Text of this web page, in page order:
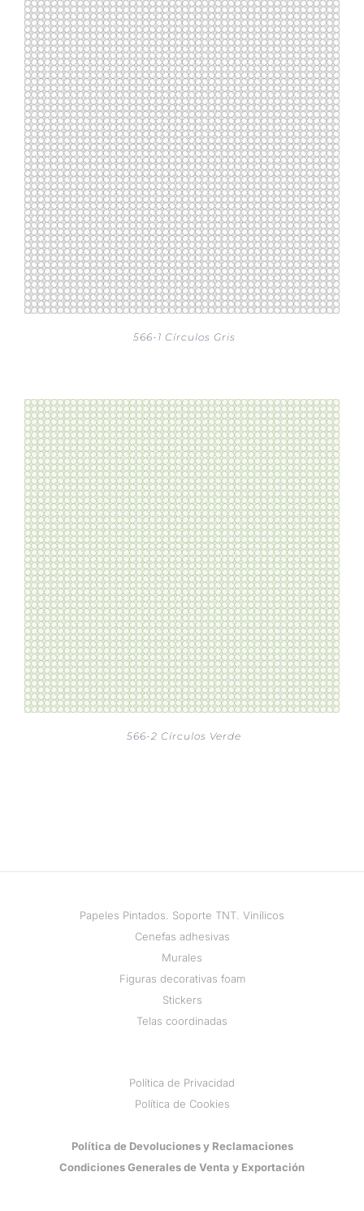
566-1 Círculos Gris
566-2 Círculos Verde
Papeles Pintados. Soporte TNT. Vinílicos
Cenefas adhesivas
Murales
Figuras decorativas foam
Stickers
Telas coordinadas
Política de Privacidad
Política de Cookies
Política de Devoluciones y Reclamaciones
Condiciones Generales de Venta y Exportación